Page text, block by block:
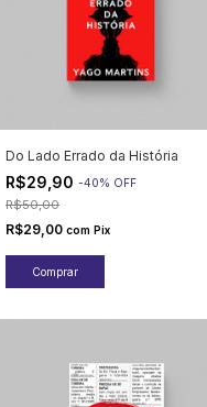
Do Lado Errado da História
R$29,90 -40% OFF
R$50,00
R$29,00 com Pix